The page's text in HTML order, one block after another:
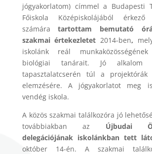
jógyakorlatom) címmel a Budapesti
Főiskola Középiskolájából érkező
számáratartottam bemutató
szakmai értekezletet 2014-ben,
iskolánk reál
biológiai tanárait. Jó
tapasztalatcserén túl a projektórák
elemzésére. A jógyakorlatot meg
vendég iskola.
A közös szakmai találkozóra jó
továbbiakban az Újbudai
delegációjának iskolánkban tett
október 14-én. A szakmai